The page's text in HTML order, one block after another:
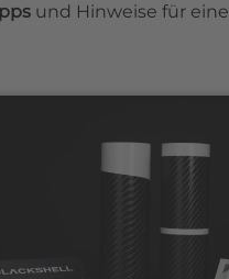
und Hinweise für eine